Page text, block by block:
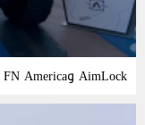
AimLock وFN America تطوران نظام Dune لمكافحة المسيّرات